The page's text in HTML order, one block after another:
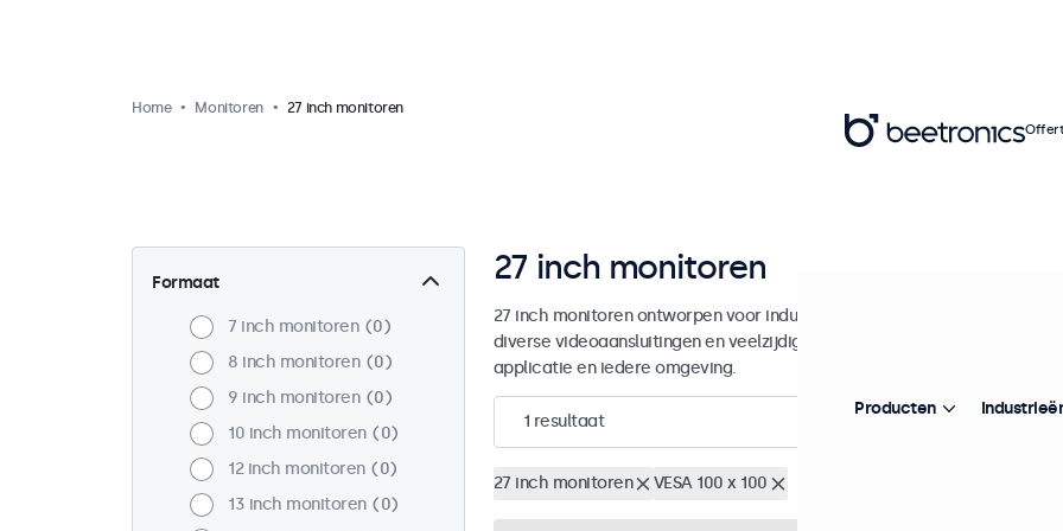
Home Monitoren 27 inch monitoren
Formaat
7 inch monitoren
0
8 inch monitoren
0
9 inch monitoren
0
10 inch monitoren
0
12 inch monitoren
0
13 inch monitoren
0
27 inch monitoren
27 inch monitoren ontworpen voor industrieel en commercieel gebruik.
diverse videoaansluitingen en veelzijdige montageopties, waarmee ze
applicatie en iedere omgeving.
1 resultaat
27 inch monitoren VESA 100 x 100
Producten